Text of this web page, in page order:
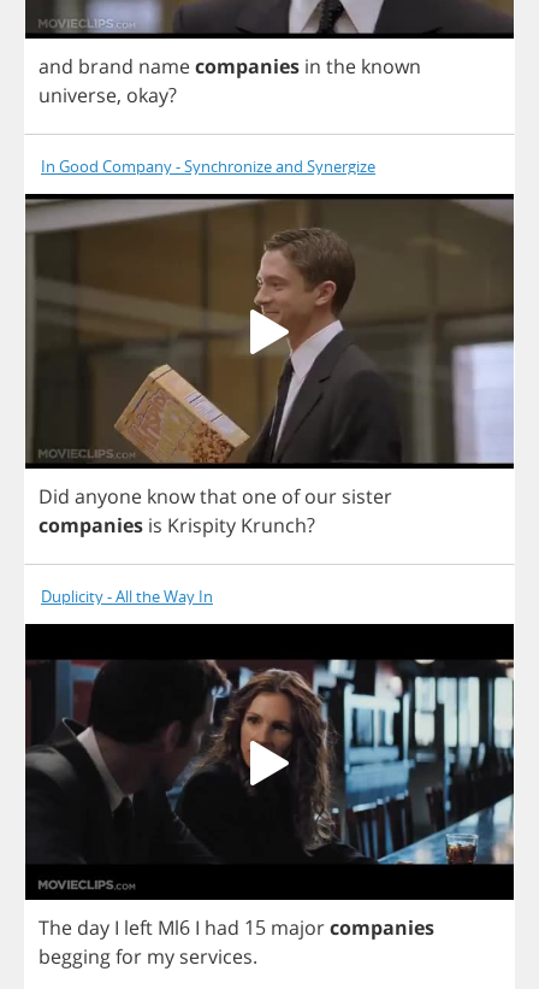
and brand namecompanies in the known
universe, okay?
In Good Company - Synchronize and Synergize
Did anyone knowthat one of our sister
companies is Krispity Krunch?
Duplicity - All the Way In
The day I left Ml6 I had 15 majorcompanies
beggingfor my services.